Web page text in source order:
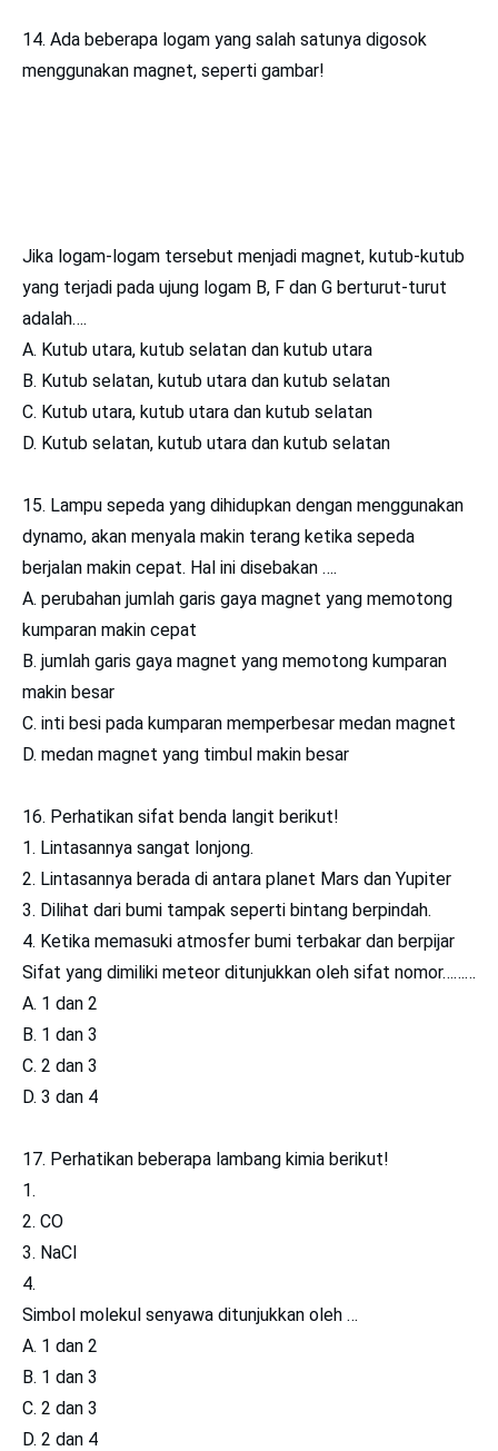
14. Ada beberapa logam yang salah satunya digosok
menggunakan magnet, seperti gambar!
Jika logam-logam tersebut menjadi magnet, kutub-kutub
yang terjadi pada ujung logam B, F dan G berturut-turut
adalah….
A. Kutub utara, kutub selatan dan kutub utara
B. Kutub selatan, kutub utara dan kutub selatan
C. Kutub utara, kutub utara dan kutub selatan
D. Kutub selatan, kutub utara dan kutub selatan
15. Lampu sepeda yang dihidupkan dengan menggunakan
dynamo, akan menyala makin terang ketika sepeda
berjalan makin cepat. Hal ini disebakan ….
A. perubahan jumlah garis gaya magnet yang memotong
kumparan makin cepat
B. jumlah garis gaya magnet yang memotong kumparan
makin besar
C. inti besi pada kumparan memperbesar medan magnet
D. medan magnet yang timbul makin besar
16. Perhatikan sifat benda langit berikut!
1. Lintasannya sangat lonjong.
2. Lintasannya berada di antara planet Mars dan Yupiter
3. Dilihat dari bumi tampak seperti bintang berpindah.
4. Ketika memasuki atmosfer bumi terbakar dan berpijar
Sifat yang dimiliki meteor ditunjukkan oleh sifat nomor………
A. 1 dan 2
B. 1 dan 3
C. 2 dan 3
D. 3 dan 4
17. Perhatikan beberapa lambang kimia berikut!
1.
2. CO
3. NaCl
4.
Simbol molekul senyawa ditunjukkan oleh …
A. 1 dan 2
B. 1 dan 3
C. 2 dan 3
D. 2 dan 4